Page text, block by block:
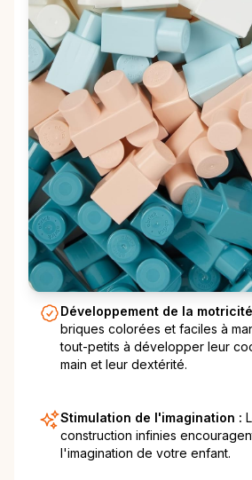
Développement de la
briques colorées et faciles à
tout-petits à développer leur
main et leur dextérité.
Stimulation de l'imagination :
construction infinies
l'imagination de votre enfant.